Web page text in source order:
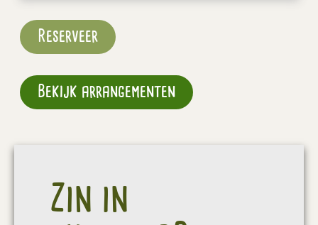
Reserveer
Bekijk arrangementen
Zin in